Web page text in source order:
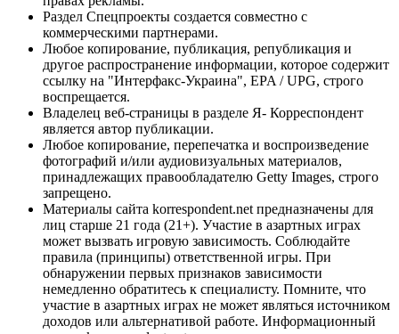
Раздел Спецпроекты создается совместно с
коммерческими партнерами.
Любое копирование, публикация, републикация и
другое распространение информации, которое содержит
ссылку на "Интерфакс-Украина", EPA / UPG, строго
воспрещается.
Владелец веб-страницы в разделе Я- Корреспондент
является автор публикации.
Любое копирование, перепечатка и воспроизведение
фотографий и/или аудиовизуальных материалов,
принадлежащих правообладателю Getty Images, строго
запрещено.
Материалы сайта korrespondent.net предназначены для
лиц старше 21 года (21+). Участие в азартных играх
может вызвать игровую зависимость. Соблюдайте
правила (принципы) ответственной игры. При
обнаружении первых признаков зависимости
немедленно обратитесь к специалисту. Помните, что
участие в азартных играх не может являться источником
доходов или альтернативой работе. Информационный